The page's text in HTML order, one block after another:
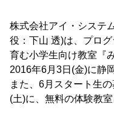
株式会社アイ・システ
役：下山 透)は、プロ
育む小学生向け教室『
2016年6月3日(金)に静
また、6月スタート生
(土)に、無料の体験教室